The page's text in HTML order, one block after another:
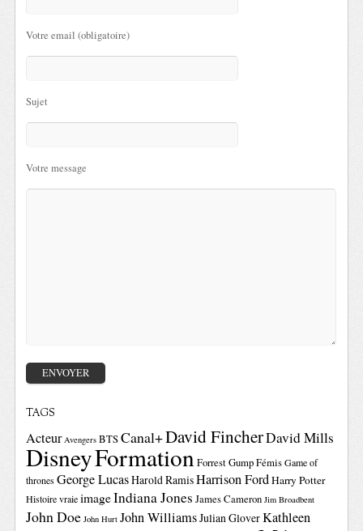
Votre email (obligatoire)
Sujet
Votre message
TAGS
Acteur Avengers BTSCanal+David FincherDavid Mills
DisneyFormationForrest GumpFémis Game of
thrones George LucasHarold RamisHarrison FordHarry Potter
Histoire vraie imageIndiana Jones James Cameron Jim Broadbent
John Doe John Hurt John WilliamsJulian GloverKathleen